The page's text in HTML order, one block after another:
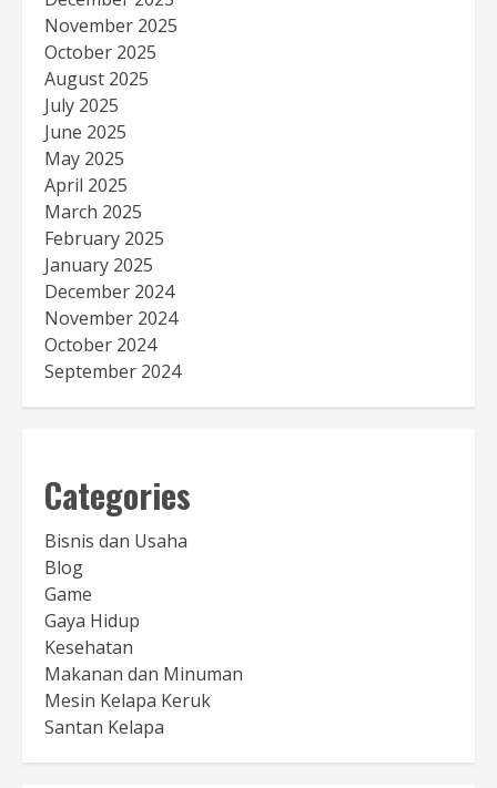
November 2025
October 2025
August 2025
July 2025
June 2025
May 2025
April 2025
March 2025
February 2025
January 2025
December 2024
November 2024
October 2024
September 2024
Categories
Bisnis dan Usaha
Blog
Game
Gaya Hidup
Kesehatan
Makanan dan Minuman
Mesin Kelapa Keruk
Santan Kelapa